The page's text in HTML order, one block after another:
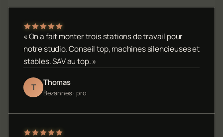
« On a fait monter trois stations de travail pour
notre studio. Conseil top, machines silencieuses et
stables. SAV au top. »
T Thomas
Bezannes · pro